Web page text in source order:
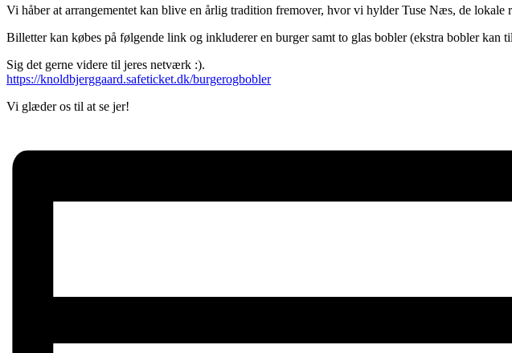
Vi håber at arrangementet kan blive en årlig tradition fremover, hvor vi hylder Tuse Næs, de lokale
Billetter kan købes på følgende link og inkluderer en burger samt to glas bobler (ekstra bobler kan
Sig det gerne videre til jeres netværk :).
https://knoldbjerggaard.safeticket.dk/burgerogbobler
Vi glæder os til at se jer!